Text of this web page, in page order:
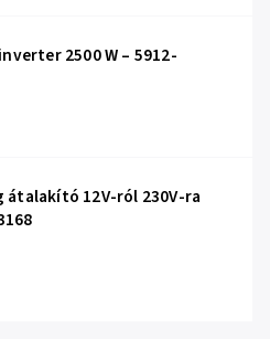
2500 W – 5912-
átalakító 12V-ról 230V-ra